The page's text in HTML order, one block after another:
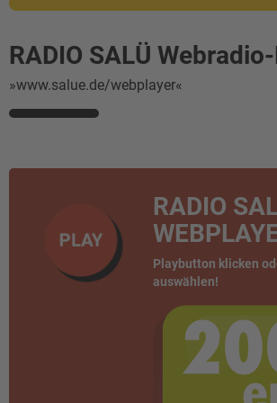
RADIO SALÜ
»www.salue.de/webplayer«
PLAY
RADIO
Playbutton klicken
auswählen!